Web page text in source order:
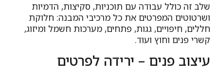
שלב זה כולל עבודה עם תוכניות, סקיצות, הדמיות
ושרטוטים המפרטים את כל מרכיבי המבנה: חלוקת
חללים, חיפויים, גגות, פתחים, מערכות חשמל ומיזוג,
קשרי פנים וחוץ ועוד.
עיצוב פנים – ירידה לפרטים